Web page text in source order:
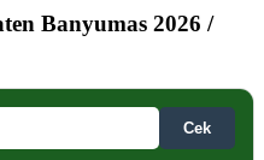
Banyumas 2026 /
Cek